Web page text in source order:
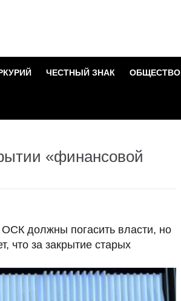
ЧЕСТНЫЙ ЗНАК ОБЩЕСТВО
«финансовой
должны погасить власти, но
что за закрытие старых